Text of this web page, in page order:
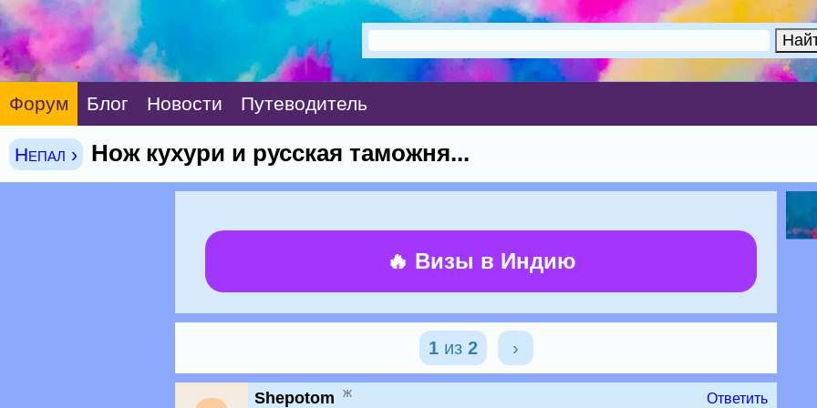
Форум Блог Новости Путеводитель
Непал › Нож кухури и русская таможня...
🔥 Визы в Индию
1из 2 ›
Shepotom ж Ответить